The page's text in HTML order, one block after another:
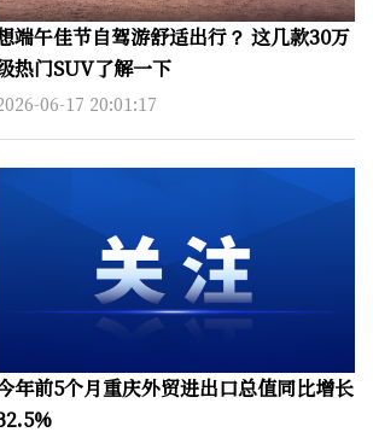
端午佳节自驾游舒适出行？ 这几款30万
热门SUV了解一下
06-17 20:01:17
年前5个月重庆外贸进出口总值同比增长